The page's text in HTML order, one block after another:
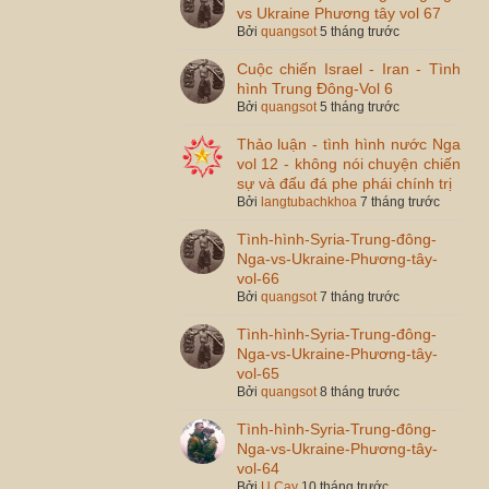
vs Ukraine Phương tây vol 67
Bởi quangsot 5 tháng trước
Cuộc chiến Israel - Iran - Tình
hình Trung Đông-Vol 6
Bởi quangsot 5 tháng trước
Thảo luận - tình hình nước Nga
vol 12 - không nói chuyện chiến
sự và đấu đá phe phái chính trị
Bởi langtubachkhoa 7 tháng trước
Tình-hình-Syria-Trung-đông-
Nga-vs-Ukraine-Phương-tây-
vol-66
Bởi quangsot 7 tháng trước
Tình-hình-Syria-Trung-đông-
Nga-vs-Ukraine-Phương-tây-
vol-65
Bởi quangsot 8 tháng trước
Tình-hình-Syria-Trung-đông-
Nga-vs-Ukraine-Phương-tây-
vol-64